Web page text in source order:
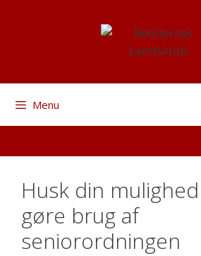
Menu
Husk din
gøre brug af
seniorordningen